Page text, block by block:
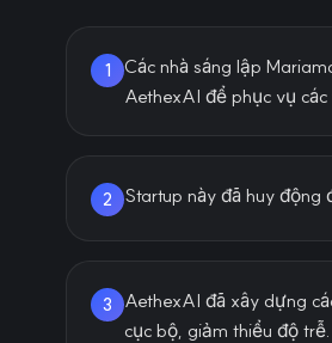
1
Các nhà sáng lập
AethexAI để phục vụ
2 Startup này đã huy
3
AethexAI đã xây dựng
cục bộ, giảm thiểu độ trễ.